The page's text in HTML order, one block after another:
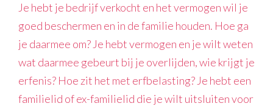
Je hebt je bedrijf verkocht en het vermogen wil je
goed beschermen en in de familie houden. Hoe ga
je daarmee om? Je hebt vermogen en je wilt weten
wat daarmee gebeurt bij je overlijden, wie krijgt je
erfenis? Hoe zit het met erfbelasting? Je hebt een
familielid of ex-familielid die je wilt uitsluiten voor